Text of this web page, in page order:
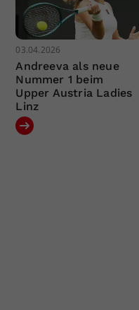
03.04.2026
Andreeva als neue
Nummer 1 beim
Upper Austria Ladies
Linz